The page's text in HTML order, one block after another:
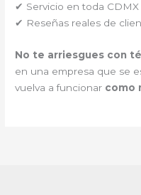
✔ Servicio en toda CDMX
✔ Reseñas reales de
No te arriesgues con
en una empresa que se
vuelva a funcionar como